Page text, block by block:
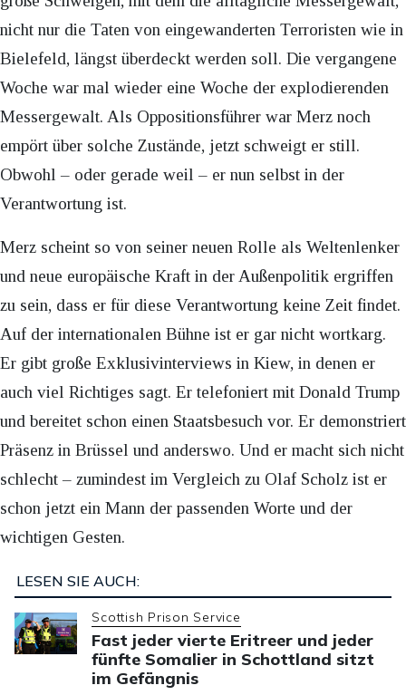
nicht nur die Taten von eingewanderten Terroristen wie in
Bielefeld, längst überdeckt werden soll. Die vergangene
Woche war mal wieder eine Woche der explodierenden
Messergewalt. Als Oppositionsführer war Merz noch
empört über solche Zustände, jetzt schweigt er still.
Obwohl – oder gerade weil – er nun selbst in der
Verantwortung ist.
Merz scheint so von seiner neuen Rolle als Weltenlenker
und neue europäische Kraft in der Außenpolitik ergriffen
zu sein, dass er für diese Verantwortung keine Zeit findet.
Auf der internationalen Bühne ist er gar nicht wortkarg.
Er gibt große Exklusivinterviews in Kiew, in denen er
auch viel Richtiges sagt. Er telefoniert mit Donald Trump
und bereitet schon einen Staatsbesuch vor. Er demonstriert
Präsenz in Brüssel und anderswo. Und er macht sich nicht
schlecht – zumindest im Vergleich zu Olaf Scholz ist er
schon jetzt ein Mann der passenden Worte und der
wichtigen Gesten.
LESEN SIE AUCH:
Scottish Prison Service
Fast jeder vierte Eritreer und jeder
fünfte Somalier in Schottland sitzt
im Gefängnis